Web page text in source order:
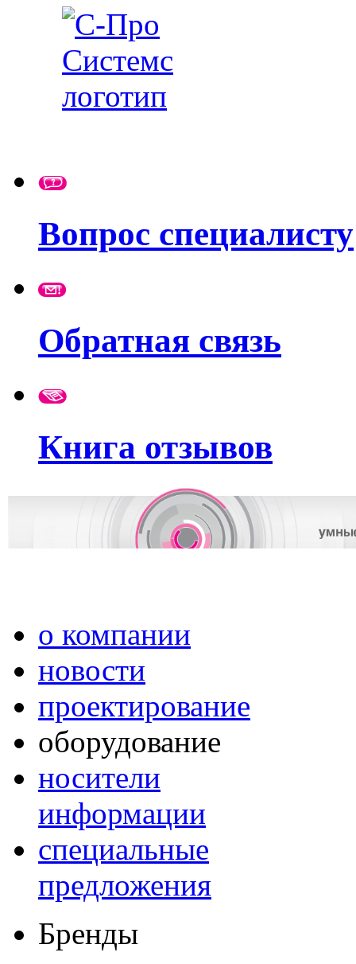
Вопрос специалисту
Обратная связь
Книга отзывов
о компании
новости
проектирование
оборудование
носители
информации
специальные
предложения
Бренды